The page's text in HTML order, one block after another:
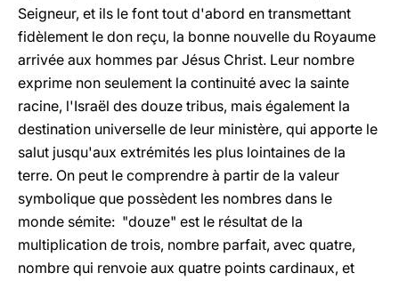
Seigneur, et ils le font tout d'abord en transmettant
fidèlement le don reçu, la bonne nouvelle du Royaume
arrivée aux hommes par Jésus Christ. Leur nombre
exprime non seulement la continuité avec la sainte
racine, l'Israël des douze tribus, mais également la
destination universelle de leur ministère, qui apporte le
salut jusqu'aux extrémités les plus lointaines de la
terre. On peut le comprendre à partir de la valeur
symbolique que possèdent les nombres dans le
monde sémite: "douze" est le résultat de la
multiplication de trois, nombre parfait, avec quatre,
nombre qui renvoie aux quatre points cardinaux, et